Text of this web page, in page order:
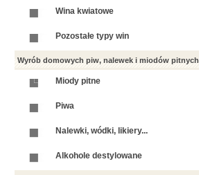
Wina kwiatowe
Pozostałe typy win
Wyrób domowych piw, nalewek i miodów pitnych
Miody pitne
Piwa
Nalewki, wódki, likiery...
Alkohole destylowane